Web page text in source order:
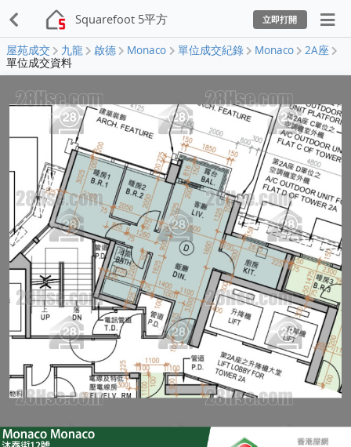
Squarefoot 5平方 立即打開
屋苑成交 九龍 啟德 Monaco 單位成交紀錄 Monaco
2A座
單位成交資料